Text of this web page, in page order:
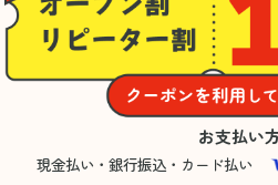
お支払い
現金払い・銀行振込・カード払い